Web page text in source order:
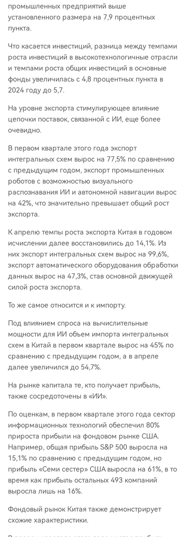
промышленных предприятий выше
установленного размера на 7,9 процентных
пункта.
Что касается инвестиций, разница между темпами
роста инвестиций в высокотехнологичные отрасли
и темпами роста общих инвестиций в основные
фонды увеличилась с 4,8 процентных пункта в
2024 году до 5,7.
На уровне экспорта стимулирующее влияние
цепочки поставок, связанной с ИИ, еще более
очевидно.
В первом квартале этого года экспорт
интегральных схем вырос на 77,5% по сравнению
с предыдущим годом, экспорт промышленных
роботов с возможностью визуального
распознавания ИИ и автономной навигации вырос
на 42%, что значительно превышает общий рост
экспорта.
К апрелю темпы роста экспорта Китая в годовом
исчислении далее восстановились до 14,1%. Из
них экспорт интегральных схем вырос на 99,6%,
экспорт автоматического оборудования обработки
данных вырос на 47,3%, став основной движущей
силой роста экспорта.
То же самое относится и к импорту.
Под влиянием спроса на вычислительные
мощности для ИИ объем импорта интегральных
схем в Китай в первом квартале вырос на 45% по
сравнению с предыдущим годом, а в апреле
далее увеличился до 54,7%.
На рынке капитала те, кто получает прибыль,
также сосредоточены в «ИИ».
По оценкам, в первом квартале этого года сектор
информационных технологий обеспечил 80%
прироста прибыли на фондовом рынке США.
Например, общая прибыль S&P 500 выросла на
15,1% по сравнению с предыдущим годом, но
прибыль «Семи сестер» США выросла на 61%, в то
время как прибыль остальных 493 компаний
выросла лишь на 16%.
Фондовый рынок Китая также демонстрирует
схожие характеристики.